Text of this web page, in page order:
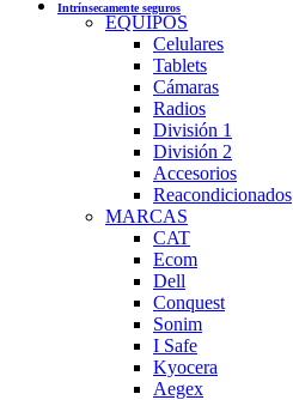
Intrínsecamente seguros
EQUIPOS
Celulares
Tablets
Cámaras
Radios
División 1
División 2
Accesorios
Reacondicionados
MARCAS
CAT
Ecom
Dell
Conquest
Sonim
I Safe
Kyocera
Aegex